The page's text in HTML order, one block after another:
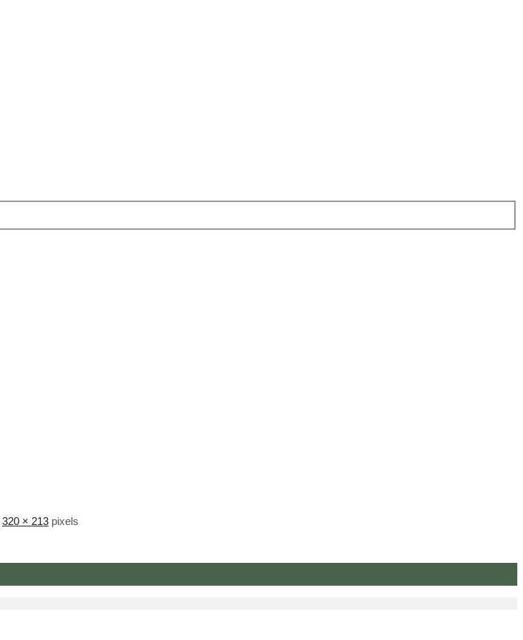
320 × 213 pixels